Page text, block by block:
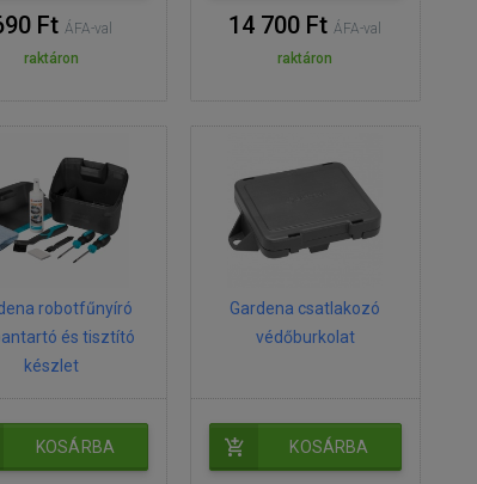
Ft ÁFA-val
raktáron
14 700 FtÁFA-val
raktáron
robotfűnyíró
és tisztító
készlet
KOSÁRBA
Gardena csatlakozó
védőburkolat
KOSÁRBA